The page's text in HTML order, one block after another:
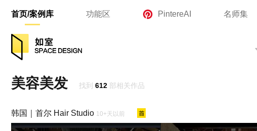
首页/案例库 功能区 PintereAI 名师集
美容美发 找到 612 部相关作品
韩国｜首尔 Hair Studio 10+天以前